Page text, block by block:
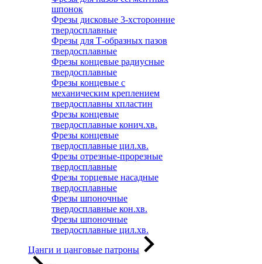
шпонок
Фрезы дисковые 3-хсторонние
твердосплавные
Фрезы для Т-образных пазов
твердосплавные
Фрезы концевые радиусные
твердосплавные
Фрезы концевые с
механическим креплением
твердосплавны хпластин
Фрезы концевые
твердосплавные конич.хв.
Фрезы концевые
твердосплавные цил.хв.
Фрезы отрезные-прорезные
твердосплавные
Фрезы торцевые насадные
твердосплавные
Фрезы шпоночные
твердосплавные кон.хв.
Фрезы шпоночные
твердосплавные цил.хв.
Цанги и цанговые патроны